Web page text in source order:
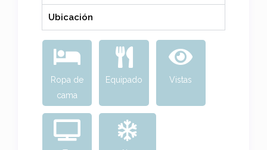
Ubicación
Ropa de
cama
Equipado Vistas